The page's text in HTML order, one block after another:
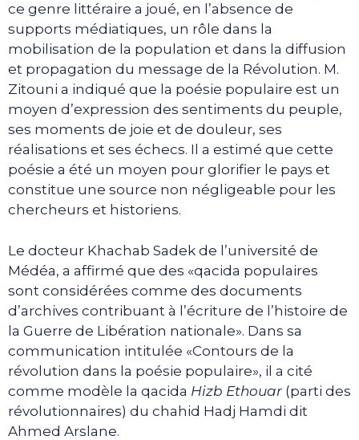
ce genre littéraire a joué, en l’absence de
supports médiatiques, un rôle dans la
mobilisation de la population et dans la diffusion
et propagation du message de la Révolution. M.
Zitouni a indiqué que la poésie populaire est un
moyen d’expression des sentiments du peuple,
ses moments de joie et de douleur, ses
réalisations et ses échecs. Il a estimé que cette
poésie a été un moyen pour glorifier le pays et
constitue une source non négligeable pour les
chercheurs et historiens.
Le docteur Khachab Sadek de l’université de
Médéa, a affirmé que des «qacida populaires
sont considérées comme des documents
d’archives contribuant à l’écriture de l’histoire de
la Guerre de Libération nationale». Dans sa
communication intitulée «Contours de la
révolution dans la poésie populaire», il a cité
comme modèle la qacida Hizb Ethouar (parti des
révolutionnaires) du chahid Hadj Hamdi dit
Ahmed Arslane.